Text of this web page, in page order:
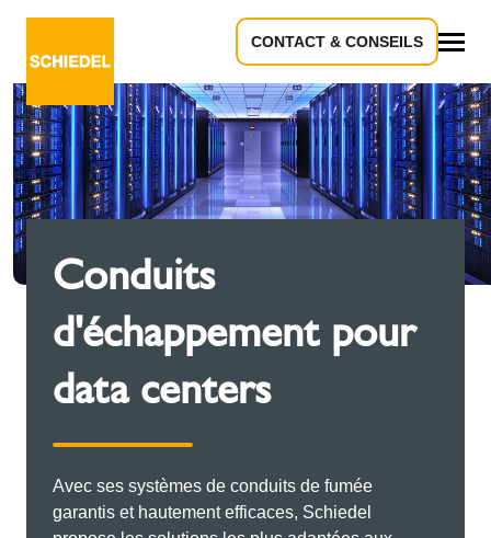
CONTACT & CONSEILS
Conduits
d'échappement pour
data centers
Avec ses systèmes de conduits de fumée
garantis et hautement efficaces, Schiedel